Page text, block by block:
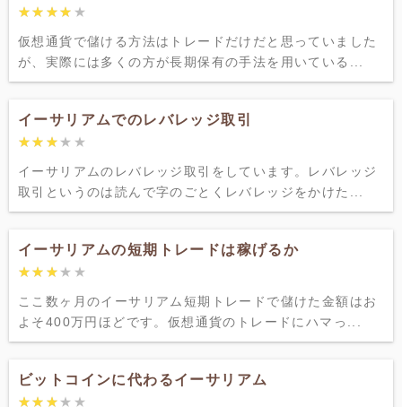
★★★★★
★★★★★
仮想通貨で儲ける方法はトレードだけだと思っていました
が、実際には多くの方が長期保有の手法を用いている...
イーサリアムでのレバレッジ取引
★★★★★
★★★★★
イーサリアムのレバレッジ取引をしています。レバレッジ
取引というのは読んで字のごとくレバレッジをかけた...
イーサリアムの短期トレードは稼げるか
★★★★★
★★★★★
ここ数ヶ月のイーサリアム短期トレードで儲けた金額はお
よそ400万円ほどです。仮想通貨のトレードにハマっ...
ビットコインに代わるイーサリアム
★★★★★
★★★★★